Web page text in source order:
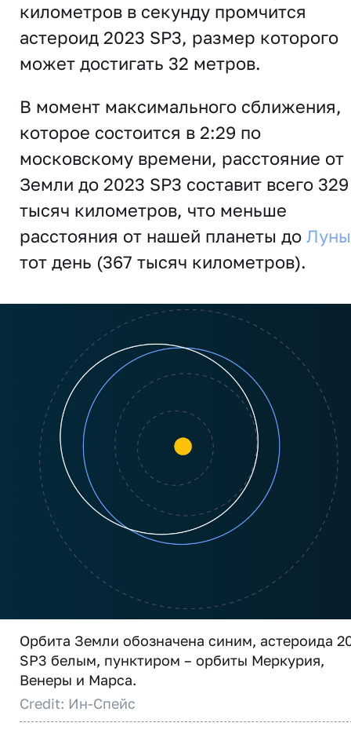
километров в секунду промчится
астероид 2023 SP3, размер которого
может достигать 32 метров.
В момент максимального сближения,
которое состоится в 2:29 по
московскому времени, расстояние от
Земли до 2023 SP3 составит всего 329
тысяч километров, что меньше
расстояния от нашей планеты до Луны
тот день (367 тысяч километров).
Орбита Земли обозначена синим, астероида
SP3 белым, пунктиром – орбиты Меркурия,
Венеры и Марса.
Credit: Ин-Спейс